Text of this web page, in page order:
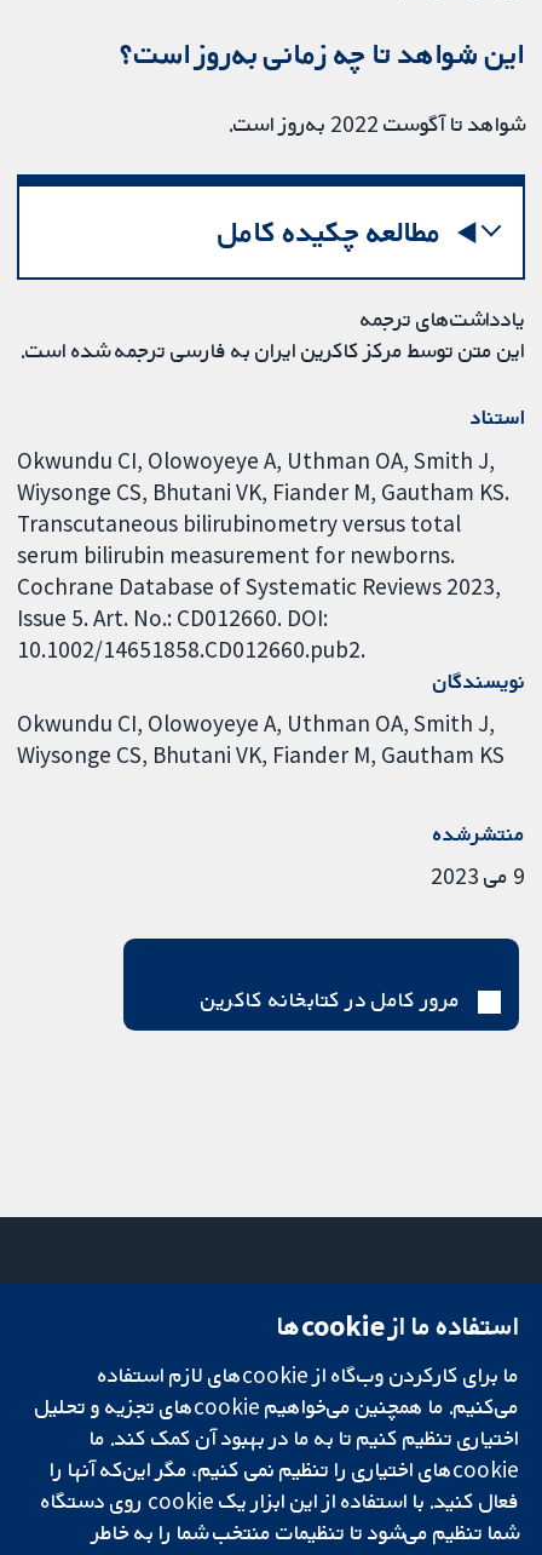
این شواهد تا چه زمانی به‌روز است؟
شواهد تا آگوست 2022 به‌روز است.
مطالعه چکیده کامل
یادداشت‌های ترجمه
این متن توسط مرکز کاکرین ایران به فارسی ترجمه شده است.
استناد
Okwundu CI, Olowoyeye A, Uthman OA, Smith J,
Wiysonge CS, Bhutani VK, Fiander M, Gautham KS.
Transcutaneous bilirubinometry versus total
serum bilirubin measurement for newborns.
Cochrane Database of Systematic Reviews 2023,
Issue 5. Art. No.: CD012660. DOI:
10.1002/14651858.CD012660.pub2.
نویسندگان
Okwundu CI Olowoyeye A Uthman OA Smith J
Wiysonge CS Bhutani VK Fiander M Gautham KS
منتشرشده
9 می 2023
مرور کامل در کتابخانه کاکرین
تحقیقات قابل
اعتماد.
تصمیم‌گیری آگاهانه.
سلامت بهتر.
میدان کاوندیش
لندن
W1G 0AN
بریتانیا
دفتر رسانه‌ای
درباره ما
فرصت‌های
شغلی
Cochrane
Library
استفاده ما از cookie‌ها
ما برای کارکردن وب‌گاه از cookie‌های لازم استفاده
می‌کنیم. ما همچنین می‌خواهیم cookie‌های تجزیه و تحلیل
اختیاری تنظیم کنیم تا به ما در بهبود آن کمک کند. ما
cookie‌های اختیاری را تنظیم نمی کنیم، مگر این‌که آنها را
فعال کنید. با استفاده از این ابزار یک cookie‌ روی دستگاه
شما تنظیم می‌شود تا تنظیمات منتخب شما را به خاطر